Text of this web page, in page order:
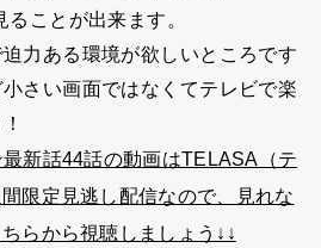
ことが出来ます。
力ある環境が欲しいところです
さい画面ではなくてテレビで楽
新話44話の動画はTELASA（テ
限定見逃し配信なので、見れな
らから視聴しましょう↓↓